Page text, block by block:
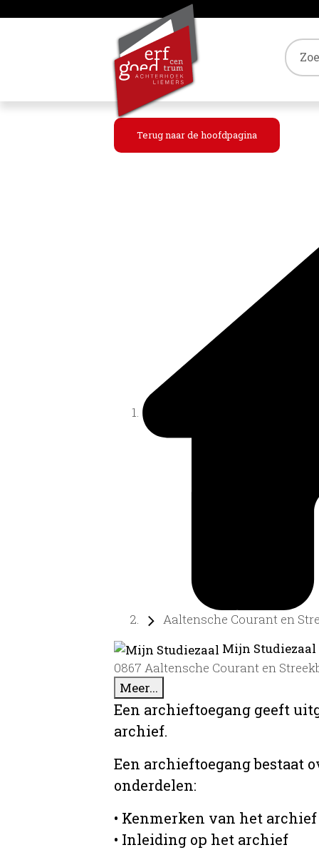
Terug naar de hoofdpagina
Aaltensche Courant en
Mijn
0867 Aaltensche Courant en
Meer...
Een archieftoegang geeft
archief.
Een archieftoegang bestaat
onderdelen:
• Kenmerken van het archief
• Inleiding op het archief